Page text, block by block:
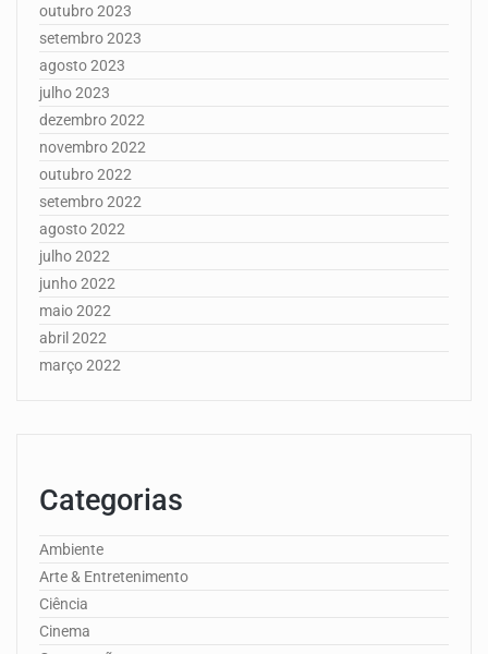
outubro 2023
setembro 2023
agosto 2023
julho 2023
dezembro 2022
novembro 2022
outubro 2022
setembro 2022
agosto 2022
julho 2022
junho 2022
maio 2022
abril 2022
março 2022
Categorias
Ambiente
Arte & Entretenimento
Ciência
Cinema